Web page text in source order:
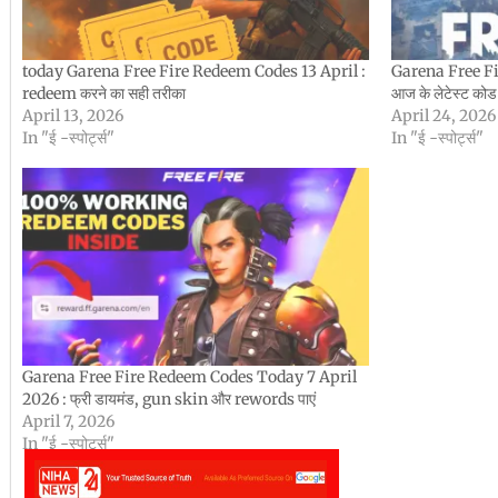
today Garena Free Fire Redeem Codes 13 April :
redeem करने का सही तरीका
April 13, 2026
In "ई -स्पोर्ट्स"
Garena Free
आज के लेटेस्ट कोड से
April 24, 2026
In "ई -स्पोर्ट्स"
Garena Free Fire Redeem Codes Today 7 April
2026 : फ्री डायमंड, gun skin और rewords पाएं
April 7, 2026
In "ई -स्पोर्ट्स"